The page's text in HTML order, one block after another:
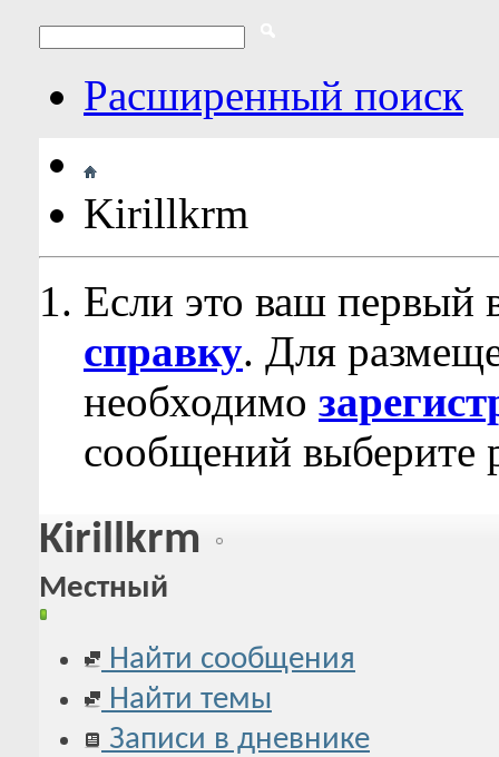
Расширенный поиск
Kirillkrm
Если это ваш первый
справку. Для
необходимо
сообщений выберите
Kirillkrm
Местный
Найти сообщения
Найти темы
Записи в дневнике